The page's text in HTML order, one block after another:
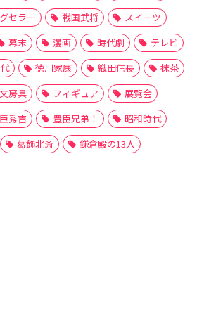
セラー 戦国武将
スイーツ
幕末 漫画 時代劇
テレビ
徳川家康 織田信長
抹茶
文房具 フィギュア
展覧会
秀吉 豊臣兄弟！
昭和時代
葛飾北斎 鎌倉殿の13人